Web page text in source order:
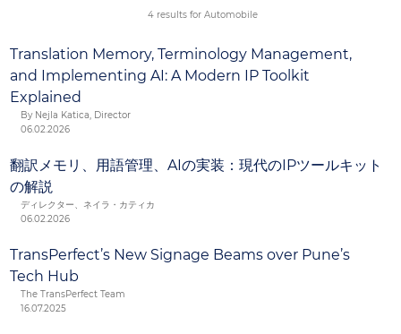
navigation dans leur langue préférée, vous garantissez
4 results for Automobile
Translation Memory, Terminology Management,
and Implementing AI: A Modern IP Toolkit
Explained
By Nejla Katica, Director
06.02.2026
翻訳メモリ、用語管理、AIの実装：現代のIPツールキット
の解説
ディレクター、ネイラ・カティカ
06.02.2026
TransPerfect’s New Signage Beams over Pune’s
Tech Hub
The TransPerfect Team
16.07.2025